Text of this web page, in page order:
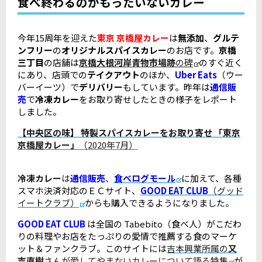
今年15周年を迎えた東京 京橋屋カレーは無添加、 グルテ
ンフリーのオリジナルスパイスカレーのお店です。 京橋
三丁目の店舗は京橋大根河岸青物市場跡の碑 のすぐ近く
にあり、店頭でのテイクアウトのほか、 Uber Eats （ウー
バーイーツ）でデリバリーもしています。昨年は通信販
売で冷凍カレーをお取り寄せしたときの様子をレポート
しました。
【中央区の味】 特製スパイスカレーをお取り寄せ 「東京
京橋屋カレー」
（2020年7月）
冷凍カレーは通信販売、 食べログモール に加えて、各種
スマホ決済対応のＥＣサイト、 GOOD EAT CLUB （グッド
イート​クラブ）
からも購入できるようになりました。
GOOD EAT CLUB は全国の Tabebito（食べ人）がこだわ
りの料理やお店をたっぷりの愛情で推薦する食のマーケ
ット＆ファンクラブ。このサイトには吉本興業所属の又